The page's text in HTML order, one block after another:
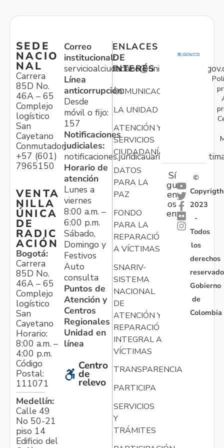
SEDE
NACIO
NAL
Carrera
85D No.
46A – 65
Complejo
logístico
San
Cayetano
Conmutador:
+57 (601)
7965150
VENTA
NILLA
ÚNICA
DE
RADIC
ACIÓN
Bogotá:
Carrera
85D No.
46A – 65
Complejo
logístico
San
Cayetano
Horario:
8:00 a.m. –
4:00 p.m.
Código
Postal:
111071
Medellín:
Calle 49
No 50-21
piso 14
Edificio del
Correo
institucional:
Línea
anticorrupción:
Desde
móvil o fijo:
157
Notificaciones
judiciales:
Horario de
atención
Lunes a
viernes
8:00 a.m. –
6:00 p.m.
Sábado,
Domingo y
Festivos
Auto
consulta
Puntos de
Atención y
Centros
Regionales
Unidad en
línea
Centro
de
relevo
ENLACES
DE
INTERÉS
COMUNICACIONES
LA UNIDAD
ATENCIÓN Y
SERVICIOS
CIUDADANÍA
DATOS
PARA LA
PAZ
FONDO
PARA LA
REPARACIÓN
A VÍCTIMAS
SNARIV-
SISTEMA
NACIONAL
DE
ATENCIÓN Y
REPARACIÓN
INTEGRAL A
VÍCTIMAS
TRANSPARENCIA
PARTICIPA
SERVICIOS
Y
TRÁMITES
Sí
gu
en
os
en:
©
Copyrigth
2023
-
Todos
los
derechos
Gobierno
de
Colombia